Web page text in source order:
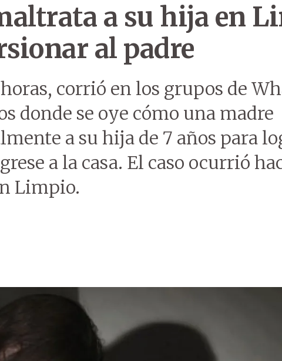
a su hija en
al padre
corrió en los grupos de
donde se oye cómo una madre
a su hija de 7 años para
a la casa. El caso ocurrió
Limpio.